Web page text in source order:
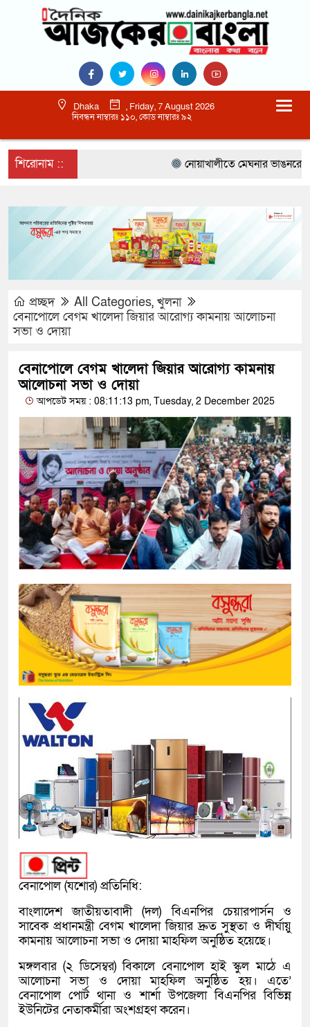
Dhaka
, Friday, 7 August 2026
নিবন্ধন নাম্বারঃ ১১০, কোড নাম্বারঃ ৯২
শিরোনাম :: নোয়াখালীতে মেঘনার ভাঙনরোধে
প্রচ্ছদ All Categories, খুলনা
বেনাপোলে বেগম খালেদা জিয়ার আরোগ্য কামনায় আলোচনা
সভা ও দোয়া
বেনাপোলে বেগম খালেদা জিয়ার আরোগ্য কামনায়
আলোচনা সভা ও দোয়া
আপডেট সময় : 08:11:13 pm, Tuesday, 2 December 2025
বেনাপোল (যশোর) প্রতিনিধি:
বাংলাদেশ জাতীয়তাবাদী (দল) বিএনপির চেয়ারপার্সন ও
সাবেক প্রধানমন্ত্রী বেগম খালেদা জিয়ার দ্রুত সুস্থতা ও দীর্ঘায়ু
কামনায় আলোচনা সভা ও দোয়া মাহফিল অনুষ্ঠিত হয়েছে।
মঙ্গলবার (২ ডিসেম্বর) বিকালে বেনাপোল হাই স্কুল মাঠে এ
আলোচনা সভা ও দোয়া মাহফিল অনুষ্ঠিত হয়। এতে’
বেনাপোল পোর্ট থানা ও শার্শা উপজেলা বিএনপির বিভিন্ন
ইউনিটের নেতাকর্মীরা অংশগ্রহণ করেন।